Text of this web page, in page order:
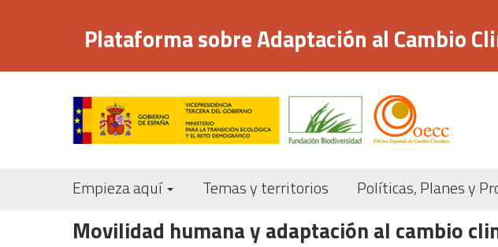
principal
Plataforma sobre Adaptación al Cambio
Empieza aquí Temas y territorios Políticas, Planes y
Movilidad humana y adaptación al cambio